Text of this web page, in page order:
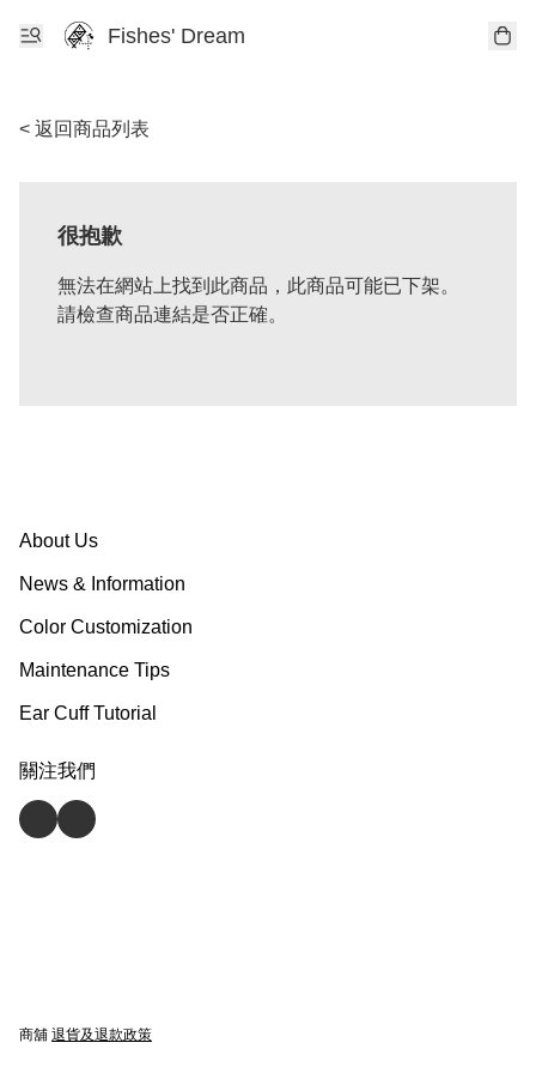
Fishes' Dream
< 返回商品列表
很抱歉
無法在網站上找到此商品，此商品可能已下架。
請檢查商品連結是否正確。
About Us
News & Information
Color Customization
Maintenance Tips
Ear Cuff Tutorial
關注我們
商舖 退貨及退款政策